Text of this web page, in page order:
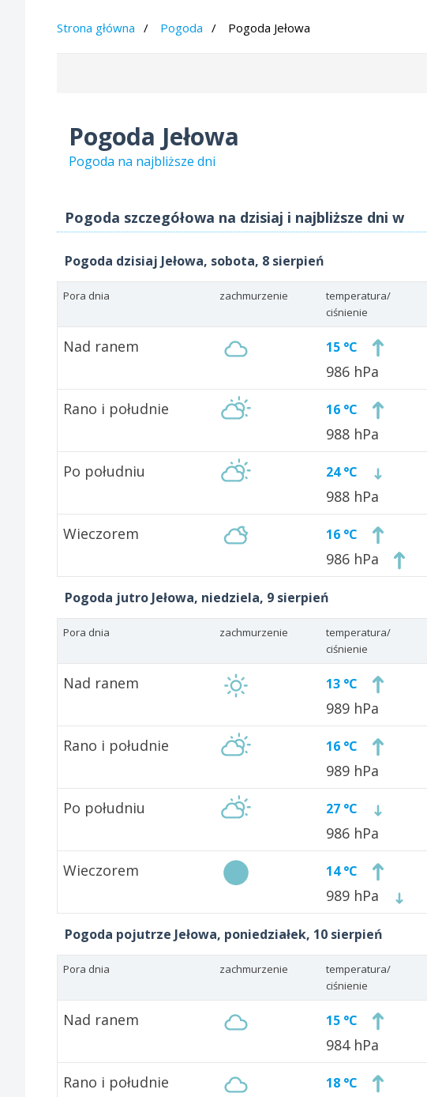
Strona główna Pogoda Pogoda Jełowa
Pogoda Jełowa
Pogoda na najbliższe dni
Pogoda szczegółowa na dzisiaj i najbliższe dni w
Pogoda dzisiaj Jełowa, sobota, 8 sierpień
Pora dnia zachmurzenie
temperatura/
ciśnienie
Nad ranem 15 °C
986 hPa
Rano i południe 16 °C
988 hPa
Po południu 24 °C
988 hPa
Wieczorem 16 °C
986 hPa
Pogoda jutro Jełowa, niedziela, 9 sierpień
Pora dnia zachmurzenie
temperatura/
ciśnienie
Nad ranem 13 °C
989 hPa
Rano i południe 16 °C
989 hPa
Po południu 27 °C
986 hPa
Wieczorem 14 °C
989 hPa
Pogoda pojutrze Jełowa, poniedziałek, 10 sierpień
Pora dnia zachmurzenie
temperatura/
ciśnienie
Nad ranem 15 °C
984 hPa
Rano i południe 18 °C